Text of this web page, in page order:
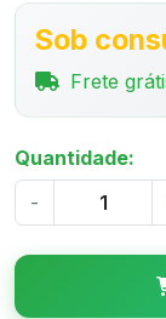
Sob
Frete
Quantidade:
-